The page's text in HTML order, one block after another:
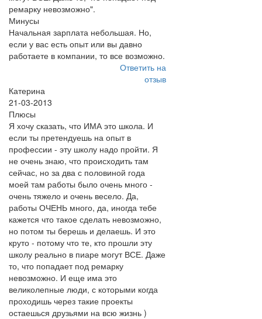
ремарку невозможно".
Минусы
Начальная зарплата небольшая. Но,
если у вас есть опыт или вы давно
работаете в компании, то все возможно.
Ответить на
отзыв
Катерина
21-03-2013
Плюсы
Я хочу сказать, что ИМА это школа. И
если ты претендуешь на опыт в
профессии - эту школу надо пройти. Я
не очень знаю, что происходить там
сейчас, но за два с половиной года
моей там работы было очень много -
очень тяжело и очень весело. Да,
работы ОЧЕНЬ много, да, иногда тебе
кажется что такое сделать невозможно,
но потом ты берешь и делаешь. И это
круто - потому что те, кто прошли эту
школу реально в пиаре могут ВСЕ. Даже
то, что попадает под ремарку
невозможно. И еще има это
великолепные люди, с которыми когда
проходишь через такие проекты
остаешься друзьями на всю жизнь )